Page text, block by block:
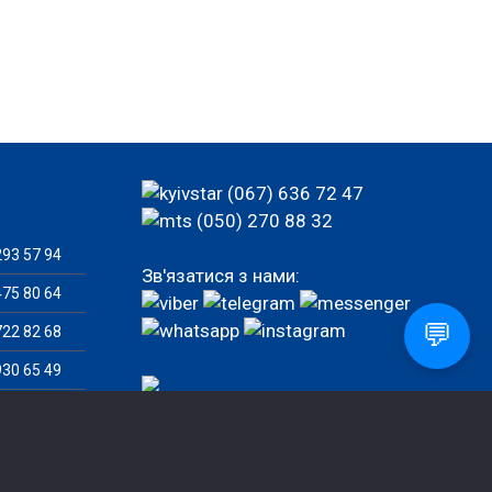
57 94
80 64
82 68
65 49
(067) 636 72 47
(050) 270 88 32
Зв'язатися з нами:
💬